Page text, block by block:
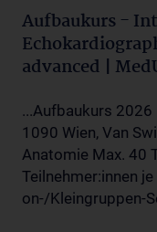
Aufbaukurs -
advanced |
...Aufbaukurs
1090 Wien, Van
Anatomie Max. 40
Teilnehmer:innen
on-/Kleingruppen-